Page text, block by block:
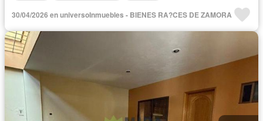
30/04/2026 en universoInmuebles - BIENES RA?CES DE ZAMORA